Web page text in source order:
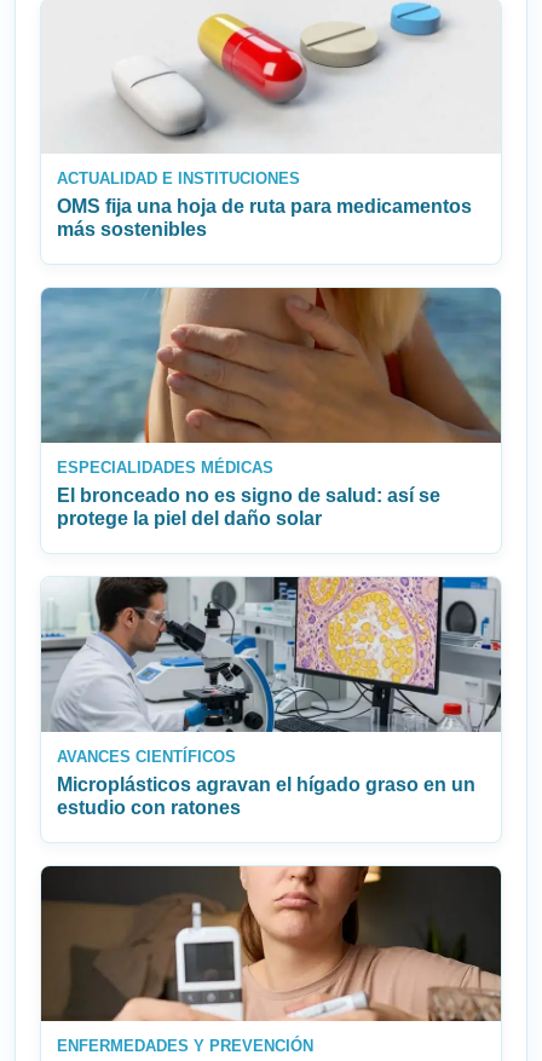
ACTUALIDAD E INSTITUCIONES
OMS fija una hoja de ruta para medicamentos
más sostenibles
ESPECIALIDADES MÉDICAS
El bronceado no es signo de salud: así se
protege la piel del daño solar
AVANCES CIENTÍFICOS
Microplásticos agravan el hígado graso en un
estudio con ratones
ENFERMEDADES Y PREVENCIÓN